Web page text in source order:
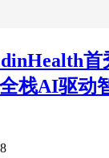
首
栈AI驱动